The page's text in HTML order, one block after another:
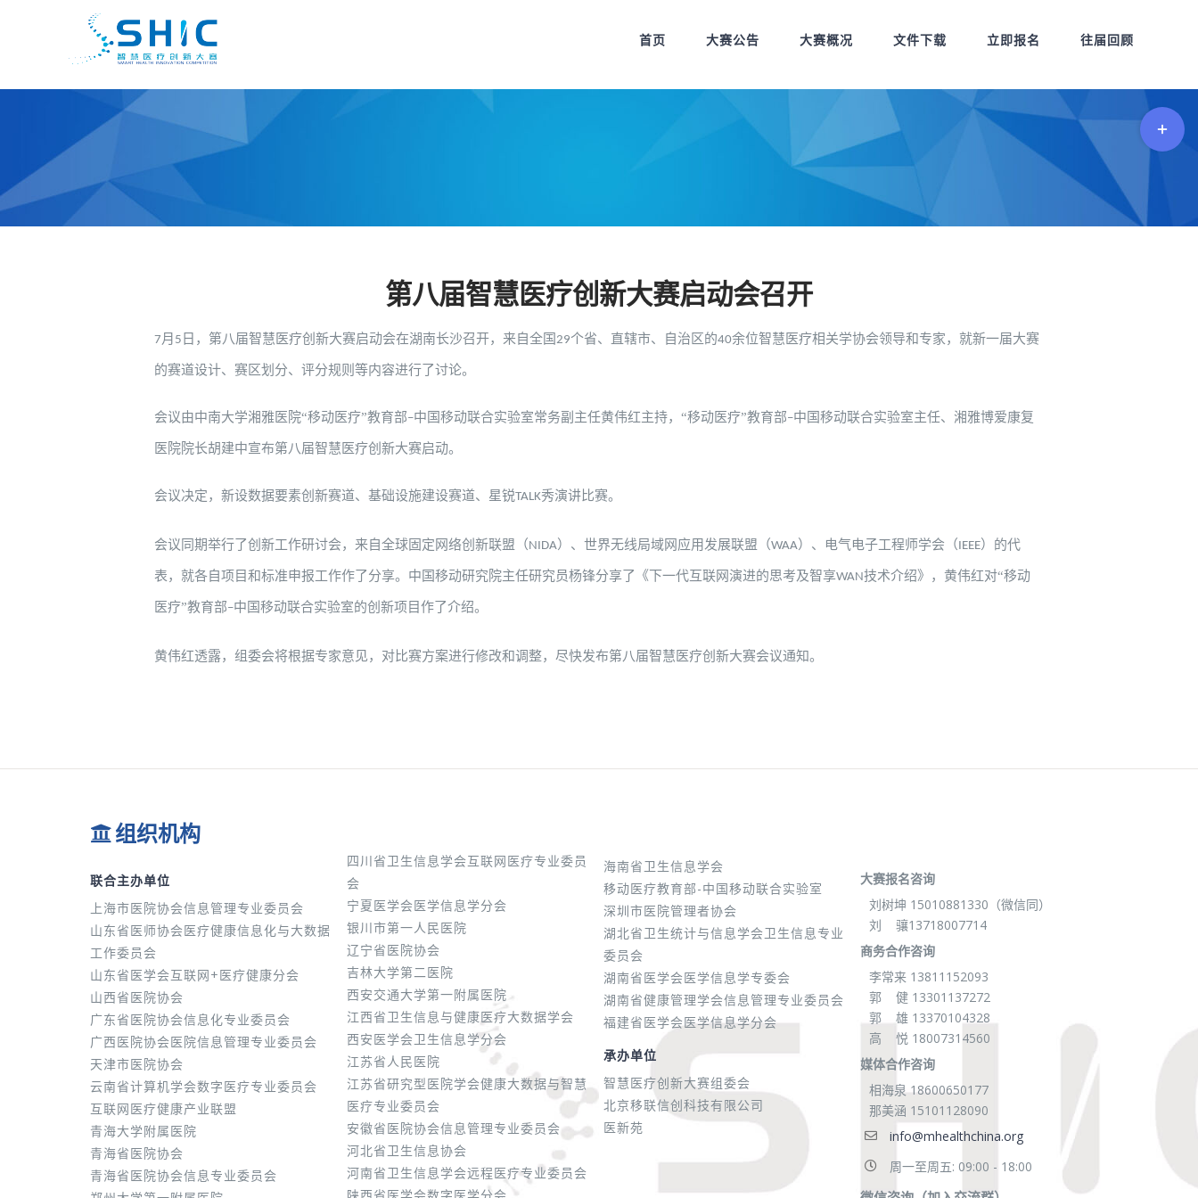
首页 大赛公告 大赛概况 文件下载 立即报名 往届回顾
第八届智慧医疗创新大赛启动会召开
7 月 5 日，第八届智慧医疗创新大赛启动会在湖南长沙召开，来自全国 29个省、直辖市、自治区的40余位智慧医疗相关学协会领导和专家，就新一届大赛
的赛道设计、赛区划分、评分规则等内容进行了讨论。
会议由中南大学湘雅医院“移动医疗”教育部–中国移动联合实验室常务副主任黄伟红主持，“移动医疗”教育部–中国移动联合实验室主任、湘雅博爱康复
医院院长胡建中宣布第八届智慧医疗创新大赛启动。
会议决定，新设数据要素创新赛道、基础设施建设赛道、星锐TALK秀演讲比赛。
会议同期举行了创新工作研讨会，来自全球固定网络创新联盟（ NIDA）、世界无线局域网应用发展联盟（WAA）、电气电子工程师学会（ IEEE）的代
表，就各自项目和标准申报工作作了分享。中国移动研究院主任研究员杨锋分享了《下一代互联网演进的思考及智享WAN技术介绍》，黄伟红对“移动
医疗”教育部–中国移动联合实验室的创新项目作了介绍。
黄伟红透露，组委会将根据专家意见，对比赛方案进行修改和调整，尽快发布第八届智慧医疗创新大赛会议通知。
组织机构
联合主办单位
上海市医院协会信息管理专业委员会
山东省医师协会医疗健康信息化与大数据
工作委员会
山东省医学会互联网+医疗健康分会
山西省医院协会
广东省医院协会信息化专业委员会
广西医院协会医院信息管理专业委员会
天津市医院协会
云南省计算机学会数字医疗专业委员会
互联网医疗健康产业联盟
青海大学附属医院
青海省医院协会
青海省医院协会信息专业委员会
四川省卫生信息学会互联网医疗专业委员
会
宁夏医学会医学信息学分会
银川市第一人民医院
辽宁省医院协会
吉林大学第二医院
西安交通大学第一附属医院
江西省卫生信息与健康医疗大数据学会
西安医学会卫生信息学分会
江苏省人民医院
江苏省研究型医院学会健康大数据与智慧
医疗专业委员会
安徽省医院协会信息管理专业委员会
河北省卫生信息协会
河南省卫生信息学会远程医疗专业委员会
海南省卫生信息学会
移动医疗教育部-中国移动联合实验室
深圳市医院管理者协会
湖北省卫生统计与信息学会卫生信息专业
委员会
湖南省医学会医学信息学专委会
湖南省健康管理学会信息管理专业委员会
福建省医学会医学信息学分会
承办单位
智慧医疗创新大赛组委会
北京移联信创科技有限公司
医新苑
大赛报名咨询
刘树坤 15010881330（微信同）
刘 骧13718007714
商务合作咨询
李常来 13811152093
郭 健 13301137272
郭 雄 13370104328
高 悦 18007314560
媒体合作咨询
相海泉 18600650177
那美涵 15101128090
info@mhealthchina.org
周一至周五: 09:00 - 18:00
切
换